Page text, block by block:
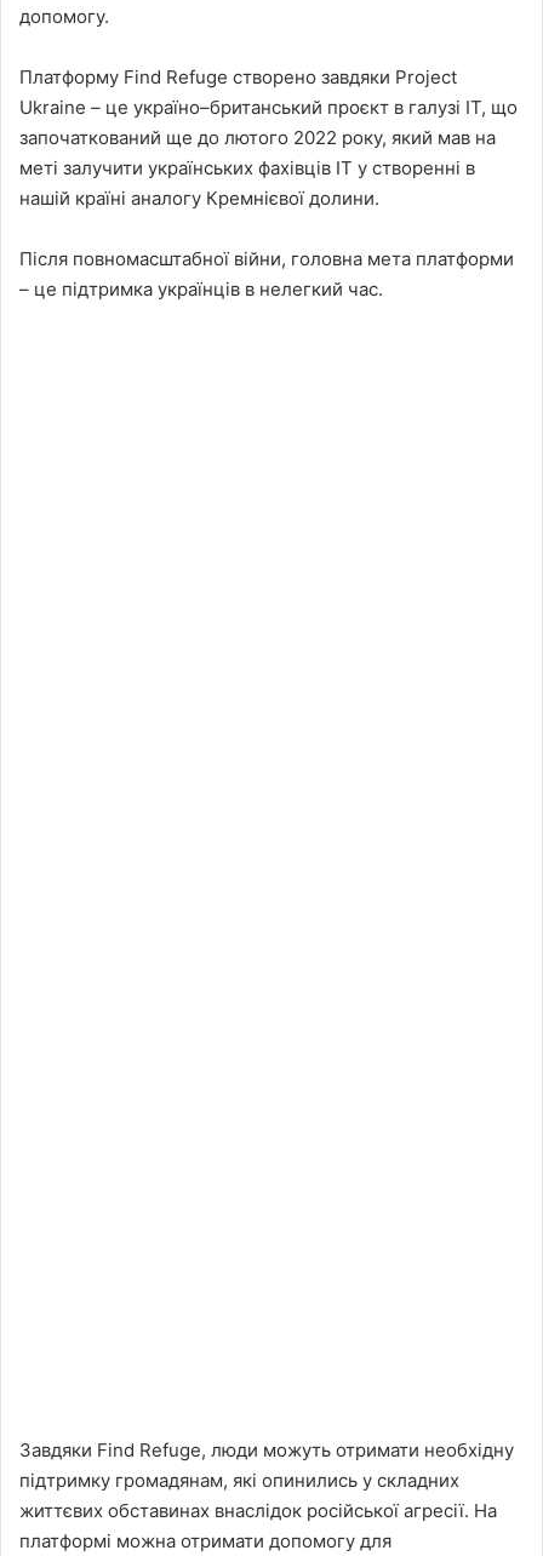
допомогу.
Платформу Find Refuge створено завдяки Project
Ukraine – це україно–британський проєкт в галузі IT, що
започаткований ще до лютого 2022 року, який мав на
меті залучити українських фахівців ІТ у створенні в
нашій країні аналогу Кремнієвої долини.
Після повномасштабної війни, головна мета платформи
– це підтримка українців в нелегкий час.
Завдяки Find Refuge, люди можуть отримати необхідну
підтримку громадянам, які опинились у складних
життєвих обставинах внаслідок російської агресії. На
платформі можна отримати допомогу для